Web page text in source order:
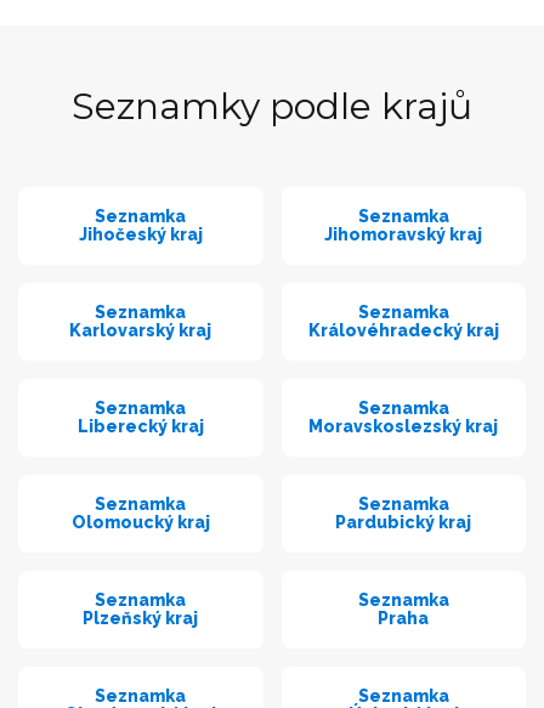
Seznamky podle krajů
Seznamka
Jihočeský kraj
Seznamka
Jihomoravský kraj
Seznamka
Karlovarský kraj
Seznamka
Královéhradecký kraj
Seznamka
Liberecký kraj
Seznamka
Moravskoslezský kraj
Seznamka
Olomoucký kraj
Seznamka
Pardubický kraj
Seznamka
Plzeňský kraj
Seznamka
Praha
Seznamka
Seznamka